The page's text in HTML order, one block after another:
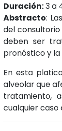
Duración:3 a
Abstracto:
del
deben ser
pronóstico y
En esta
alveolar que
tratamiento,
cualquier